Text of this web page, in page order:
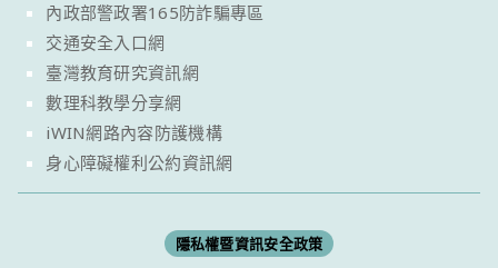
內政部警政署165防詐騙專區
交通安全入口網
臺灣教育研究資訊網
數理科教學分享網
iWIN網路內容防護機構
身心障礙權利公約資訊網
隱私權暨資訊安全政策